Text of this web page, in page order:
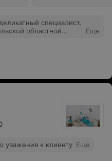
специалист.
областной
посмотреть за
Еще
уважения к клиенту Еще